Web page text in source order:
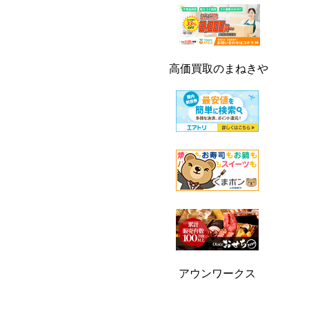
高価買取のまねきや
アウンワークス